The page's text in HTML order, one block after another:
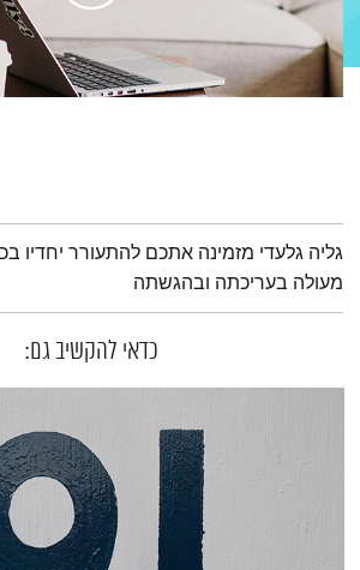
תמצית הפודקאסט
גליה גלעדי מזמינה אתכם להתעורר יחדיו
מעולה בעריכתה ובהגשתה
כדאי להקשיב גם: